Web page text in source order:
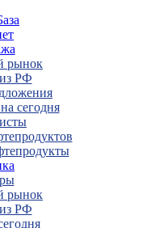
рынок
РФ
сегодня
рынок
РФ